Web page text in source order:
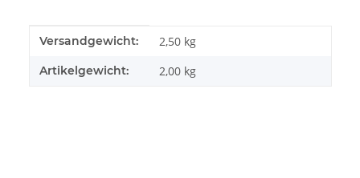
Produkteigenschaft
Wert
Versandgewicht: 2,50 kg
Artikelgewicht: 2,00 kg